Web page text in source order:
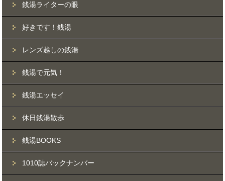
銭湯ライターの眼
好きです！銭湯
レンズ越しの銭湯
銭湯で元気！
銭湯エッセイ
休日銭湯散歩
銭湯BOOKS
1010誌バックナンバー